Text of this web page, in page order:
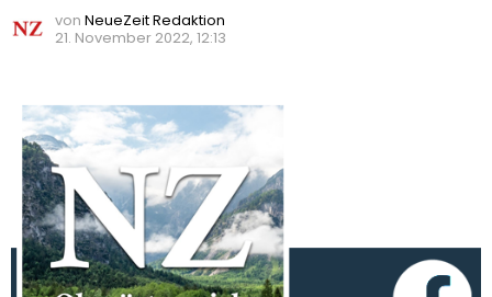
von NeueZeit Redaktion
21. November 2022, 12:13